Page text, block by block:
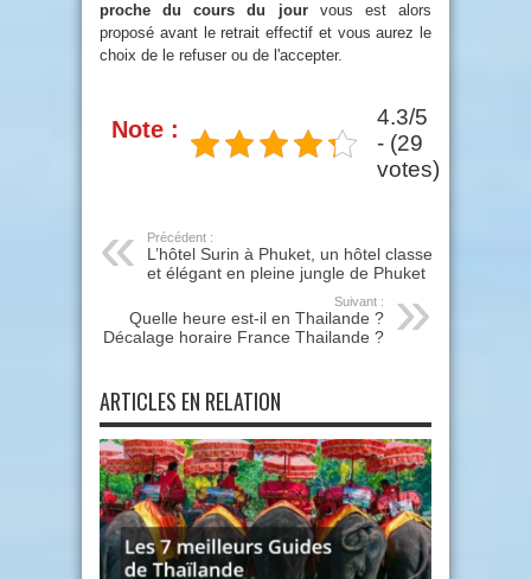
proche du cours du jourvous est alors
proposé avant le retrait effectif et vous aurez le
choix de le refuser ou de l'accepter.
Note :
4.3/5
- (29
votes)
Précédent :
L’hôtel Surin à Phuket, un hôtel classe
et élégant en pleine jungle de Phuket
Suivant :
Quelle heure est-il en Thailande ?
Décalage horaire France Thailande ?
ARTICLES EN RELATION